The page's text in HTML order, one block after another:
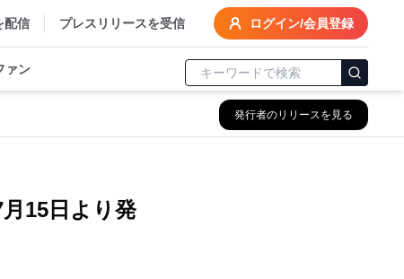
配信 プレスリリースを受信 ログイン/会員登録
ァン
発行者のリリースを見る
15日より発